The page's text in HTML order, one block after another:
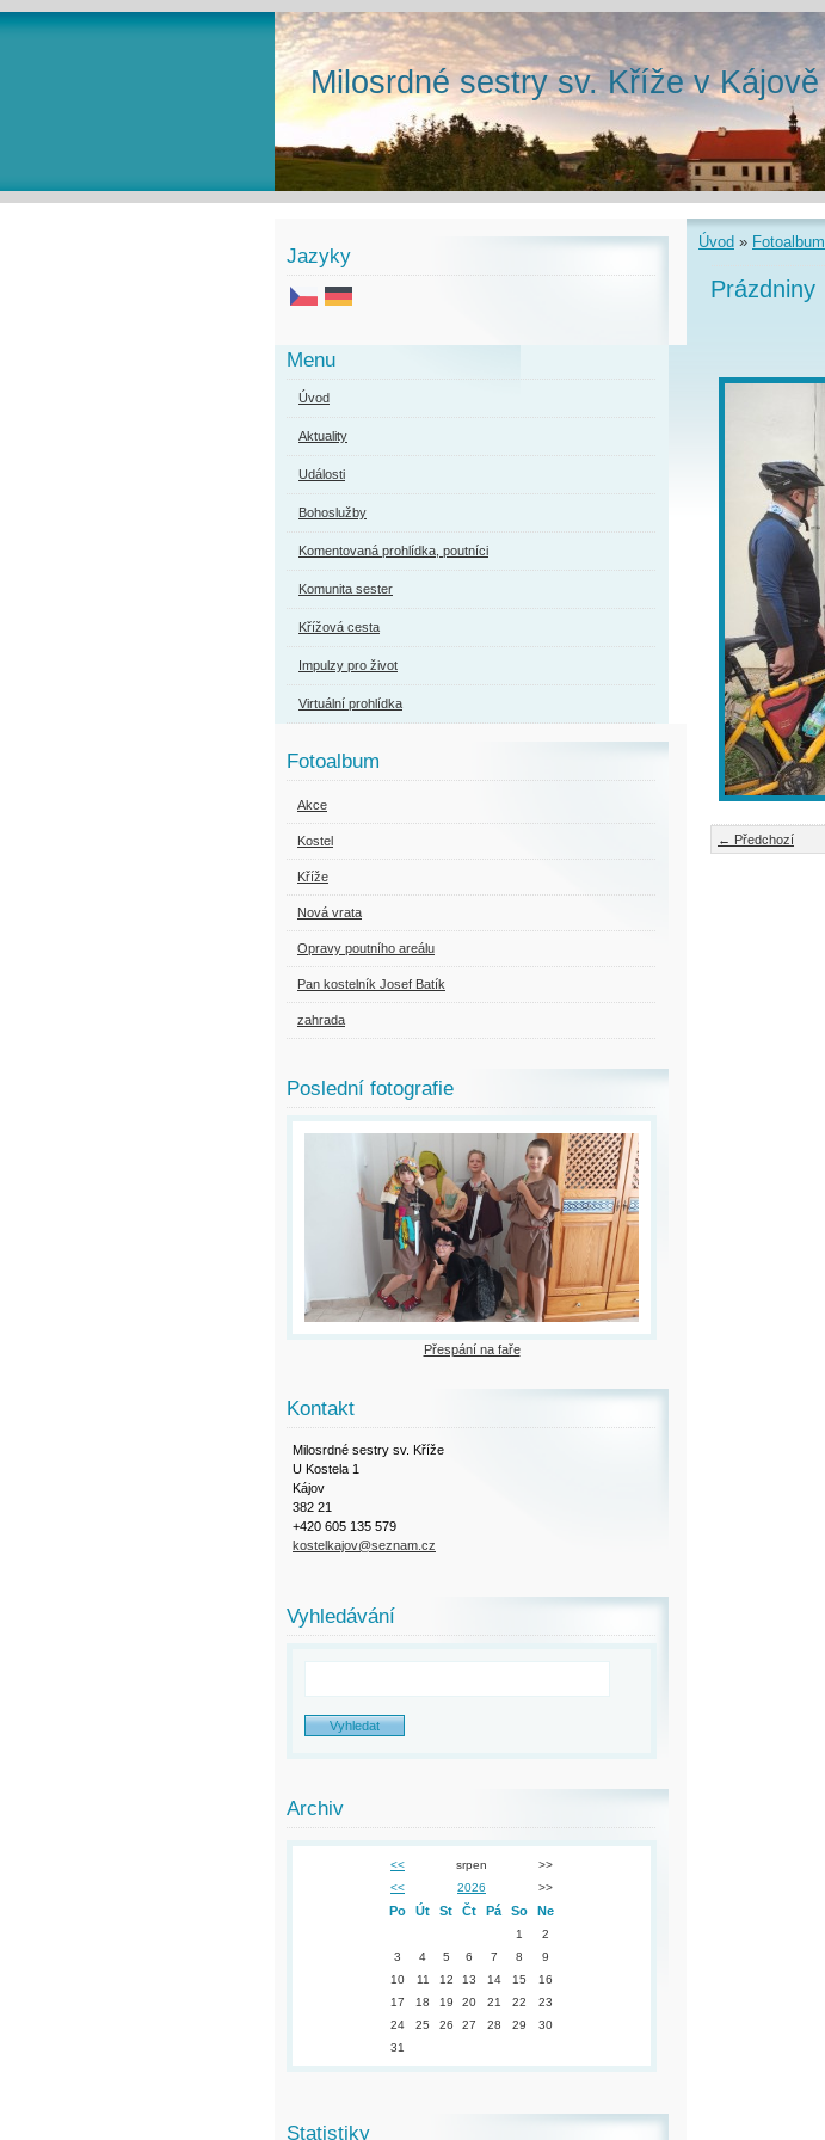
Milosrdné sestry sv. Kříže v Kájově
Úvod » Fotoalbum
Prázdniny
← Předchozí
Jazyky
Menu
Úvod
Aktuality
Události
Bohoslužby
Komentovaná prohlídka, poutníci
Komunita sester
Křížová cesta
Impulzy pro život
Virtuální prohlídka
Fotoalbum
Akce
Kostel
Kříže
Nová vrata
Opravy poutního areálu
Pan kostelník Josef Batík
zahrada
Poslední fotografie
Přespání na faře
Kontakt
Milosrdné sestry sv. Kříže
U Kostela 1
Kájov
382 21
+420 605 135 579
kostelkajov@seznam.cz
Vyhledávání
Archiv
<< srpen
>>
<<
2026 >>
Po Út St Čt Pá So Ne
1
2
3
4 5 6 7 8
9
10
11 12 13 14 15
16
17
18 19 20 21 22
23
24
25 26 27 28 29
30
31
Statistiky